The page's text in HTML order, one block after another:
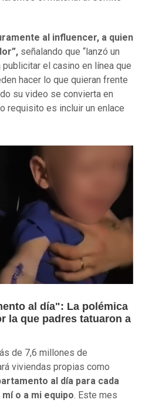
al influencer, a quien
señalando que “lanzó un
el casino en línea que
hacer lo que quieran frente
su video se convierta en
requisito es incluir un enlace
al día": La polémica
la que padres tatuaron a
de 7,6 millones de
viviendas propias como
al día para cada
o a mi equipo. Este mes